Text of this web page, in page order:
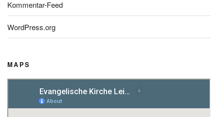
Kommentar-Feed
WordPress.org
MAPS